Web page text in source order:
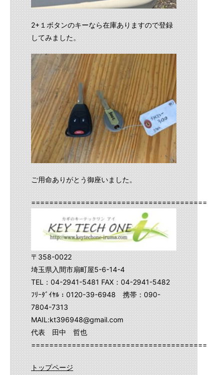
2+１ボタンのキーなら在庫ありますので登録
してみました。
ご用命ありがとう御座いました。
〒358-0022
埼玉県入間市扇町屋5-6-14-4
TEL：04-2941-5481 FAX：04-2941-5482
ﾌﾘｰﾀﾞｲﾔﾙ：0120-39-6948 携帯：090-
7804-7313
MAIL:kt396948@gmail.com
代表 田中 哲也
トップページ